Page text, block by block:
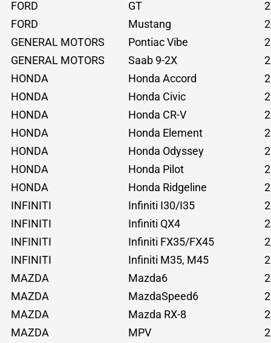
FORD GT
FORD
Mustang
GENERAL MOTORS
Pontiac Vibe
GENERAL MOTORS
Saab 9-2X
HONDA
Honda Accord
HONDA
Honda Civic
HONDA
Honda CR-V
HONDA
Honda Element
HONDA
Honda Odyssey
HONDA
Honda Pilot
HONDA
Honda Ridgeline
INFINITI
Infiniti I30/I35
INFINITI
Infiniti QX4
INFINITI
Infiniti FX35/FX45
INFINITI
Infiniti M35, M45
MAZDA
Mazda6
MAZDA
MazdaSpeed6
MAZDA
Mazda RX-8
MAZDA
MPV